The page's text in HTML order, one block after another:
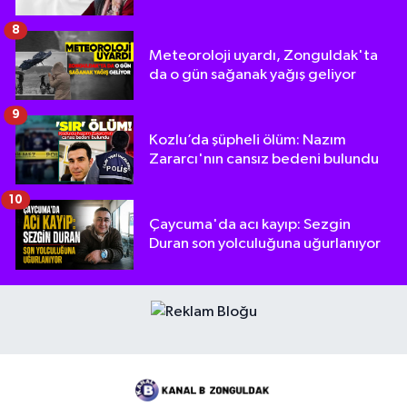
Meteoroloji uyardı, Zonguldak'ta
da o gün sağanak yağış geliyor
8
Kozlu’da şüpheli ölüm: Nazım
Zararcı'nın cansız bedeni bulundu
9
Çaycuma'da acı kayıp: Sezgin
Duran son yolculuğuna uğurlanıyor
10